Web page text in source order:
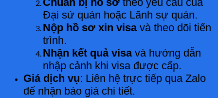
Đại sứ quán hoặc Lãnh sự quán.
Nộp hồ sơ xin visavà theo dõi tiến
trình.
Nhận kết quả visavà hướng dẫn
nhập cảnh khi visa được cấp.
Giá dịch vụ: Liên hệ trực tiếp qua Zalo
để nhận báo giá chi tiết.